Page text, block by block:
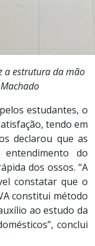
a estrutura da mão
estudantes, o
tendo em
declarou que as
do
dos ossos. “A
constatar que o
constitui método
ao estudo da
conclui